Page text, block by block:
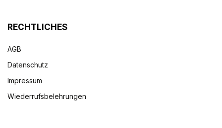
RECHTLICHES
AGB
Datenschutz
Impressum
Wiederrufsbelehrungen